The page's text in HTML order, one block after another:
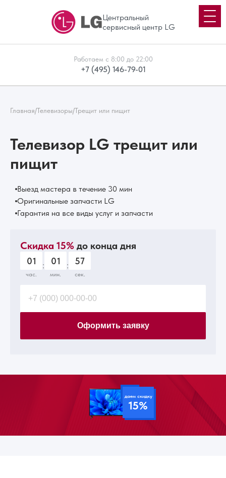
Центральный
сервисный центр LG
Работаем с 8:00 до 22:00
+7 (495) 146-79-01
Главная/Телевизоры/Трещит или пищит
Телевизор LG трещит или
пищит
Выезд мастера в течение 30 мин
Оригинальные запчасти LG
Гарантия на все виды услуг и запчасти
Скидка 15% до конца дня
01
час.
: 01
мин.
: 56
сек.
Оформить заявку
даем скидку
15%